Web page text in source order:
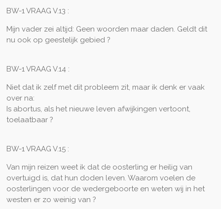
BW-1 VRAAG V.13 :
Mijn vader zei altijd: Geen woorden maar daden. Geldt dit
nu ook op geestelijk gebied ?
BW-1 VRAAG V.14 :
Niet dat ik zelf met dit probleem zit, maar ik denk er vaak
over na:
Is abortus, als het nieuwe leven afwijkingen vertoont,
toelaatbaar ?
BW-1 VRAAG V.15 :
Van mijn reizen weet ik dat de oosterling er heilig van
overtuigd is, dat hun doden leven. Waarom voelen de
oosterlingen voor de wedergeboorte en weten wij in het
westen er zo weinig van ?